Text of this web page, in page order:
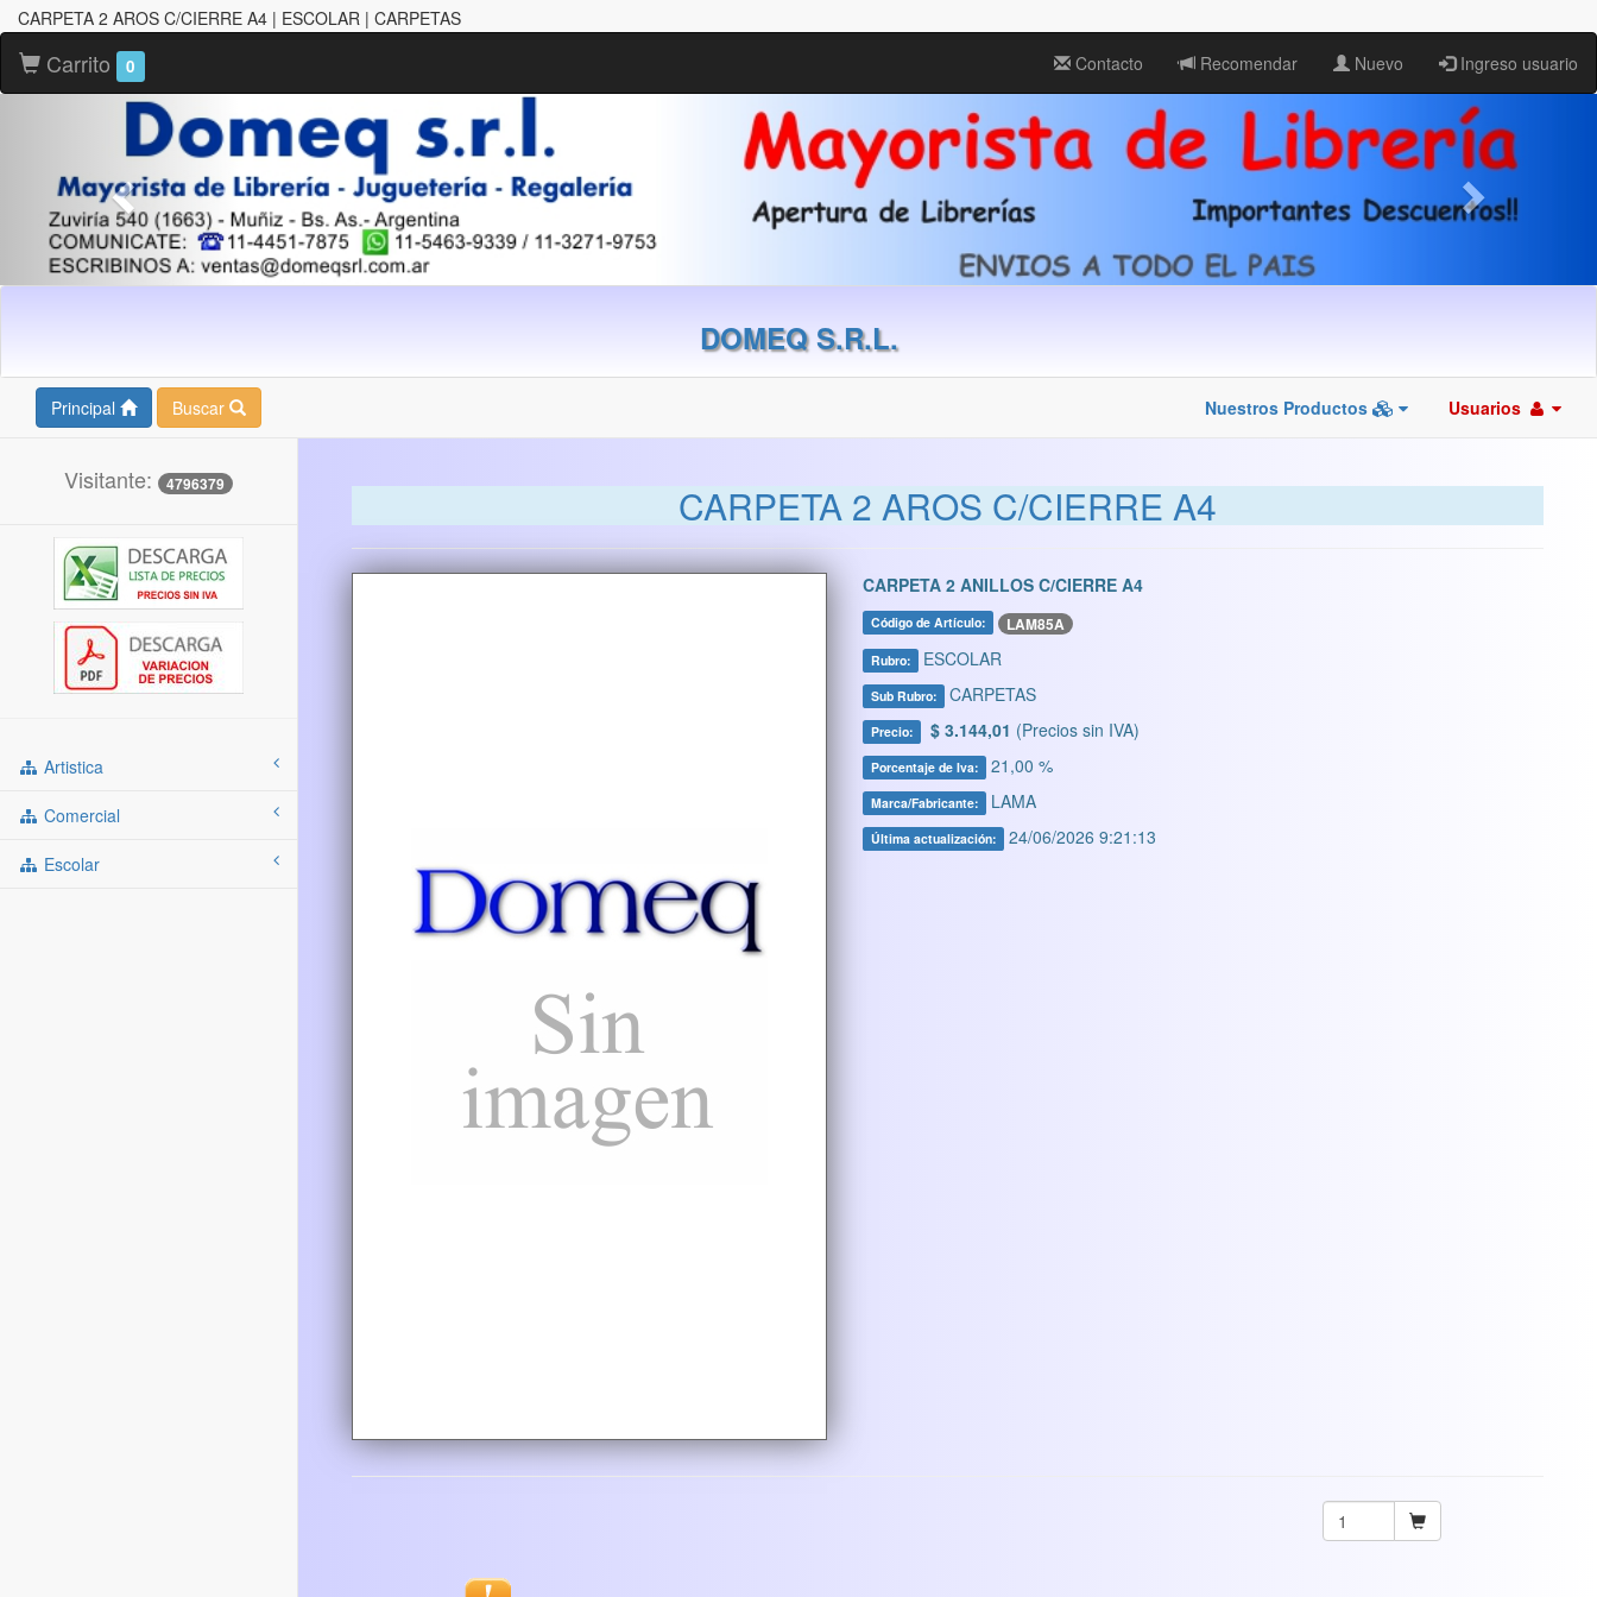
CARPETA 2 AROS C/CIERRE A4 | ESCOLAR | CARPETAS
Carrito 0 Contacto Recomendar Nuevo Ingreso usuario
DOMEQ S.R.L.
Principal Buscar Nuestros Productos Usuarios
Visitante: 4796379
Artistica
Comercial
Escolar
CARPETA 2 AROS C/CIERRE A4
CARPETA 2 ANILLOS C/CIERRE A4
Código de Artículo: LAM85A
Rubro: ESCOLAR
Sub Rubro: CARPETAS
Precio: $ 3.144,01 (Precios sin IVA)
Porcentaje de Iva: 21,00 %
Marca/Fabricante: LAMA
Última actualización: 24/06/2026 9:21:13